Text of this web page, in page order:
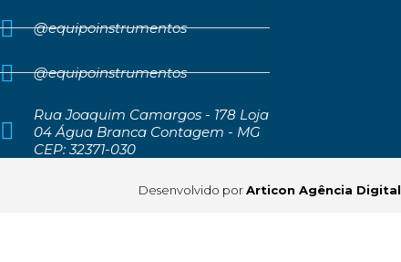
@equipoinstrumentos
@equipoinstrumentos
Rua Joaquim Camargos - 178 Loja
04 Água Branca Contagem - MG
CEP: 32371-030
Desenvolvido porArticon Agência Digital